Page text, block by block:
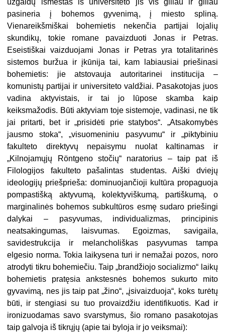
užgaidų išmestas iš universiteto jis vis giliau ir giliau
pasineria į bohemos gyvenimą, į miesto spliną.
Vienareikšmiškai bohemietis nekenčia partijai lojalių
skundikų, tokie romane pavaizduoti Jonas ir Petras.
Eseistiškai vaizduojami Jonas ir Petras yra totalitarinės
sistemos buržua ir įkūnija tai, kam labiausiai priešinasi
bohemietis: jie atstovauja autoritarinei instituci­ja –
komunistų partijai ir universiteto valdžiai. Pasakotojas juos
vadina aktyvistais, ir tai jo lūpose skamba kaip
keiksmažodis. Būti aktyviam toje sistemoje, vadinasi, ne tik
jai pritarti, bet ir „prisidėti prie statybos“. „Atsakomybės
jausmo stoka“, „visuomeniniu pasyvumu“ ir „piktybiniu
fakulteto direktyvų nepaisymu nuolat kaltinamas ir
„Kilnojamųjų Röntgeno stočių“ naratorius – taip pat iš
Filologijos fakulteto pašalintas studentas. Aiški dviejų
ideologijų priešprieša: dominuojančioji kultūra propaguoja
pompastišką aktyvumą, kolektyviškumą, partiškumą, o
marginalinės bohemos subkultūros esmę sudaro priešingi
dalykai – pasyvumas, individualizmas, principinis
neatsakingumas, laisvumas. Egoizmas, savigaila,
savidestrukcija ir melancholiškas pasyvumas tampa
elgesio norma. Tokia laikysena turi ir nemažai pozos, noro
atrodyti tikru bohemiečiu. Taip „brandžiojo socializmo“ laikų
bohemietis pratęsia ankstesnės bohemos sukurto mito
gyvavimą, nes jis taip pat „žino“, „įsivaizduoja“, koks turėtų
būti, ir stengiasi su tuo provaizdžiu identifikuotis. Kad ir
ironizuodamas savo svarstymus, šio romano pasakotojas
taip galvoja iš tikrųjų (apie tai byloja ir jo veiksmai):